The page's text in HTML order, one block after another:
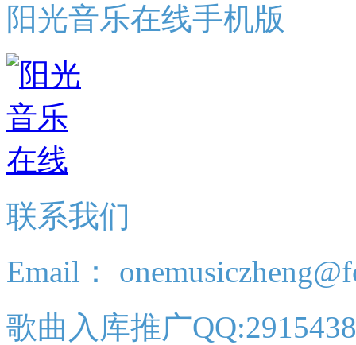
阳光音乐在线手机版
联系我们
Email：
歌曲入库推广